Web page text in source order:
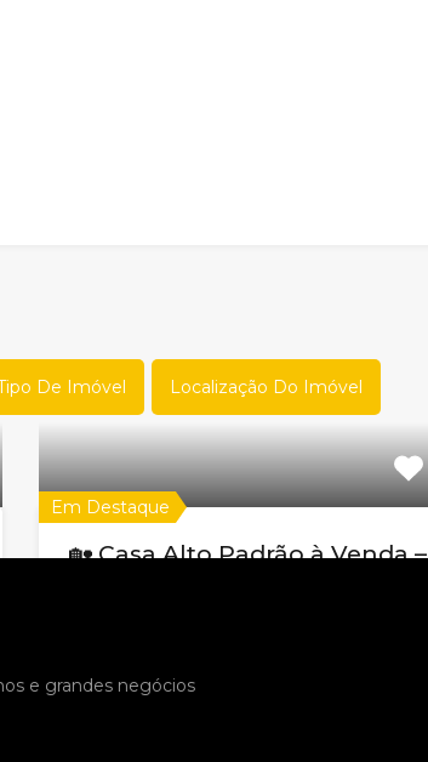
De Imóvel Localização Do Imóvel
Em Destaque
🏡 Casa Alto Padrão à Venda –
e grandes negócios